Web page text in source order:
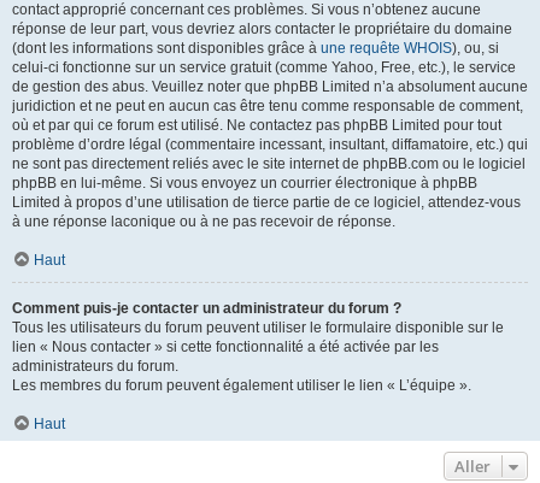
contact approprié concernant ces problèmes. Si vous n’obtenez aucune
réponse de leur part, vous devriez alors contacter le propriétaire du domaine
(dont les informations sont disponibles grâce à une requête WHOIS), ou, si
celui-ci fonctionne sur un service gratuit (comme Yahoo, Free, etc.), le service
de gestion des abus. Veuillez noter que phpBB Limited n’a absolument aucune
juridiction et ne peut en aucun cas être tenu comme responsable de comment,
où et par qui ce forum est utilisé. Ne contactez pas phpBB Limited pour tout
problème d’ordre légal (commentaire incessant, insultant, diffamatoire, etc.) qui
ne sont pas directement reliés avec le site internet de phpBB.com ou le logiciel
phpBB en lui-même. Si vous envoyez un courrier électronique à phpBB
Limited à propos d’une utilisation de tierce partie de ce logiciel, attendez-vous
à une réponse laconique ou à ne pas recevoir de réponse.
Haut
Comment puis-je contacter un administrateur du forum ?
Tous les utilisateurs du forum peuvent utiliser le formulaire disponible sur le
lien « Nous contacter » si cette fonctionnalité a été activée par les
administrateurs du forum.
Les membres du forum peuvent également utiliser le lien « L’équipe ».
Haut
Aller